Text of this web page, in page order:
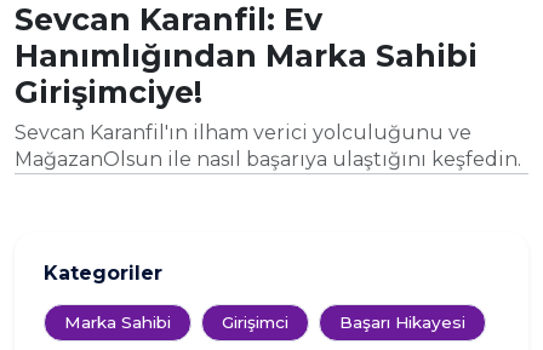
Sevcan Karanfil: Ev
Hanımlığından Marka Sahibi
Girişimciye!
Sevcan Karanfil'ın ilham verici yolculuğunu ve
MağazanOlsun ile nasıl başarıya ulaştığını keşfedin.
Kategoriler
Marka Sahibi Girişimci Başarı Hikayesi